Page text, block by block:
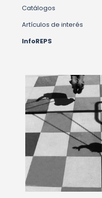
Catálogos
Artículos de interés
InfoREPS